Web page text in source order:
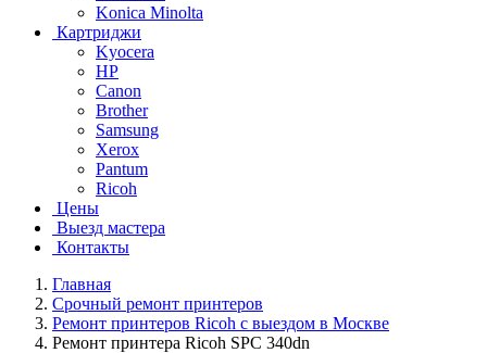
Konica Minolta
Картриджи
Kyocera
HP
Canon
Brother
Samsung
Xerox
Pantum
Ricoh
Цены
Выезд мастера
Контакты
Главная
Срочный ремонт принтеров
Ремонт принтеров Ricoh с выездом в Москве
Ремонт принтера Ricoh SPC 340dn